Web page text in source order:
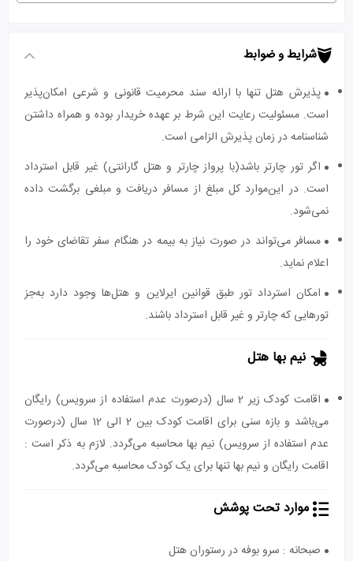
شرایط و ضوابط
پذیرش هتل تنها با ارائه سند محرمیت قانونی و شرعی امکان‌پذیر
است. مسئولیت رعایت این شرط بر عهده خریدار بوده و همراه داشتن
شناسنامه در زمان پذیرش الزامی است.
اگر تور چارتر باشد(با پرواز چارتر و هتل گارانتی) غیر قابل استرداد
است. در این‌موارد کل مبلغ از مسافر دریافت و مبلغی برگشت داده
نمی‌شود.
مسافر می‌تواند در صورت نیاز به بیمه در هنگام سفر تقاضای خود را
اعلام نماید.
امکان استرداد تور طبق قوانین ایرلاین و هتل‌ها وجود دارد به‌جز
تورهایی که چارتر و غیر قابل استرداد باشند.
نیم بها هتل
اقامت کودک زیر 2 سال (درصورت عدم استفاده از سرویس) رایگان
می‌باشد و بازه سنی برای اقامت کودک بین 2 الی 12 سال (درصورت
عدم استفاده از سرویس) نیم بها محاسبه می‌گردد. لازم به ذکر است :
اقامت رایگان و نیم بها تنها برای یک کودک محاسبه می‌گردد.
موارد تحت پوشش
صبحانه : سرو بوفه در رستوران هتل